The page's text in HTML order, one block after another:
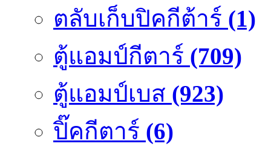
ตลับเก็บปิคกีต้าร์ (1)
ตู้แอมป์กีตาร์ (709)
ตู้แอมป์เบส (923)
ปิ๊คกีตาร์ (6)